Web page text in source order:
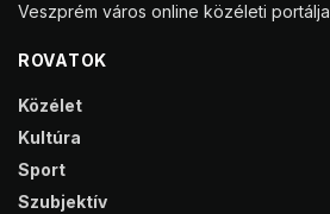
Veszprém város online közéleti portálja
ROVATOK
Közélet
Kultúra
Sport
Szubjektív